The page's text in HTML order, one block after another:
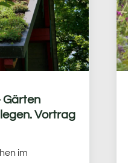
Gärten
Vortrag
im